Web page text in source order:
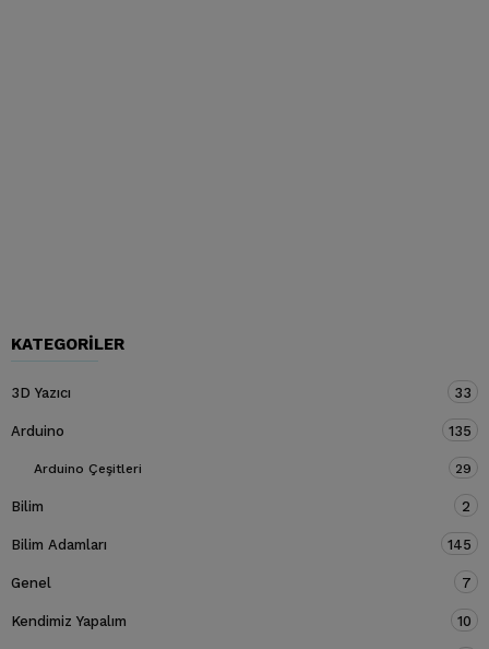
KATEGORILER
3D Yazıcı 33
Arduino 135
Arduino Çeşitleri 29
Bilim 2
Bilim Adamları 145
Genel 7
Kendimiz Yapalım 10